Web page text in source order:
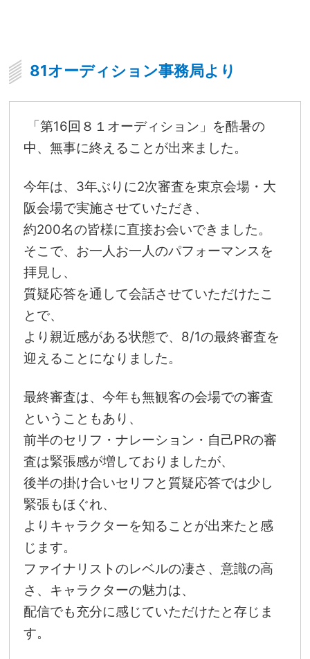
81オーディション事務局より
「第16回８１オーディション」を酷暑の
中、無事に終えることが出来ました。
今年は、3年ぶりに2次審査を東京会場・大
阪会場で実施させていただき、
約200名の皆様に直接お会いできました。
そこで、お一人お一人のパフォーマンスを
拝見し、
質疑応答を通して会話させていただけたこ
とで、
より親近感がある状態で、8/1の最終審査を
迎えることになりました。
最終審査は、今年も無観客の会場での審査
ということもあり、
前半のセリフ・ナレーション・自己PRの審
査は緊張感が増しておりましたが、
後半の掛け合いセリフと質疑応答では少し
緊張もほぐれ、
よりキャラクターを知ることが出来たと感
じます。
ファイナリストのレベルの凄さ、意識の高
さ、キャラクターの魅力は、
配信でも充分に感じていただけたと存じま
す。